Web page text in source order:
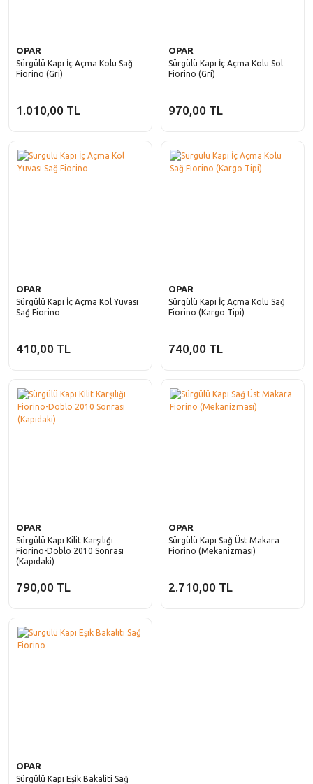
OPAR
Sürgülü Kapı İç Açma Kolu Sağ
Fiorino (Gri)
1.010,00 TL
OPAR
Sürgülü Kapı İç Açma Kolu Sol
Fiorino (Gri)
970,00 TL
OPAR
Sürgülü Kapı İç Açma Kol Yuvası
Sağ Fiorino
410,00 TL
OPAR
Sürgülü Kapı İç Açma Kolu Sağ
Fiorino (Kargo Tipi)
740,00 TL
OPAR
Sürgülü Kapı Kilit Karşılığı
Fiorino-Doblo 2010 Sonrası
(Kapıdaki)
790,00 TL
OPAR
Sürgülü Kapı Sağ Üst Makara
Fiorino (Mekanizması)
2.710,00 TL
OPAR
Sürgülü Kapı Eşik Bakaliti Sağ